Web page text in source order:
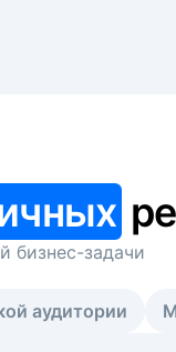
бизнес-задачи
аудитории